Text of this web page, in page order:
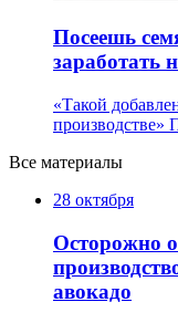
Посеешь
заработать
«Такой
производстве»
Все материалы
28 октября
Осторожно
авокадо